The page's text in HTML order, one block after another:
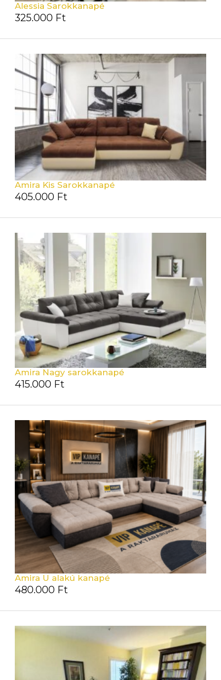
Alessia Sarokkanapé
325.000 Ft
Amira Kis Sarokkanapé
405.000 Ft
Amira Nagy sarokkanapé
415.000 Ft
Amira U alakú kanapé
480.000 Ft